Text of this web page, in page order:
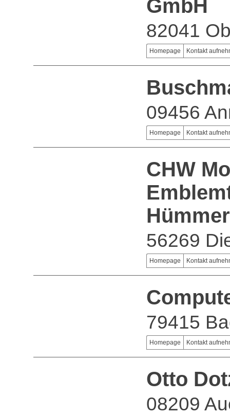
GmbH
82041
Homepage Kontakt
09456
Homepage Kontakt
CHW
56269
Homepage Kontakt
79415
Homepage Kontakt
Otto
08209